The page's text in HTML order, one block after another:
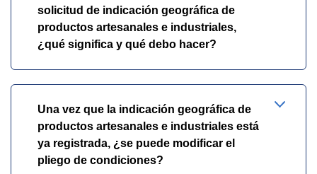
solicitud de indicación geográfica de
productos artesanales e industriales,
¿qué significa y qué debo hacer?
Una vez que la indicación geográfica de
productos artesanales e industriales está
ya registrada, ¿se puede modificar el
pliego de condiciones?